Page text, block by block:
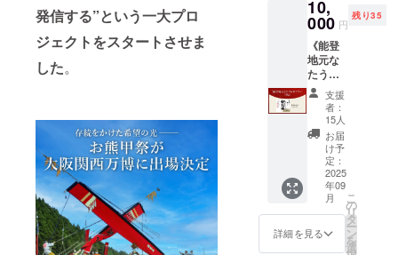
発信する”という一大プロ
ジェクトをスタートさせま
した。
い。お
祭り当
日に首
からか
けてお
越しい
ただけ
ると、
スタッ
フから
心をこ
めてお
礼を申
し上げ
ます！
バは日
本三大
段、保
険など
の手続
きをご
案内し
ます。
・受け
入れ可
能時
間：
8:00〜
17:00（
お昼休
憩あ
り） ・
集合場
所：石
ですの
でお早
めにお
召し上
がりく
ださ
い。
【保存
方法】
要冷蔵
能登牛
は「第9
回全国
和牛能
力共進
会」で
「特別
10,
000 円
残り35
《能登
地元な
たうち
米プラ
ン
（3kg）
》 【お
米の種
類】コ
シヒカ
リ 【原
産地】
石川県
【内容
量】3㎏
支援
者：
15人
お届
け予
定：
2025
年09
月
詳細を見る
こ
の
リ
タ
ー
ン
を
選